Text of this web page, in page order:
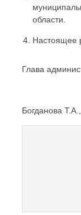
области.
Настоящее
Глава
Богданова